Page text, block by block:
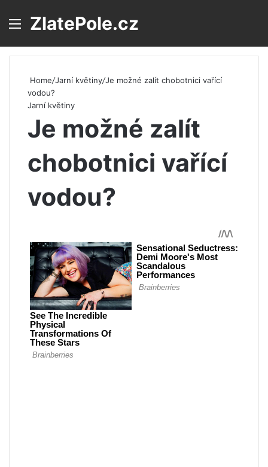
Menu
ZlatePole.cz
Home/Jarní květiny/Je možné zalít chobotnici vařící
vodou?
Jarní květiny
Je možné zalít
chobotnici vařící
vodou?